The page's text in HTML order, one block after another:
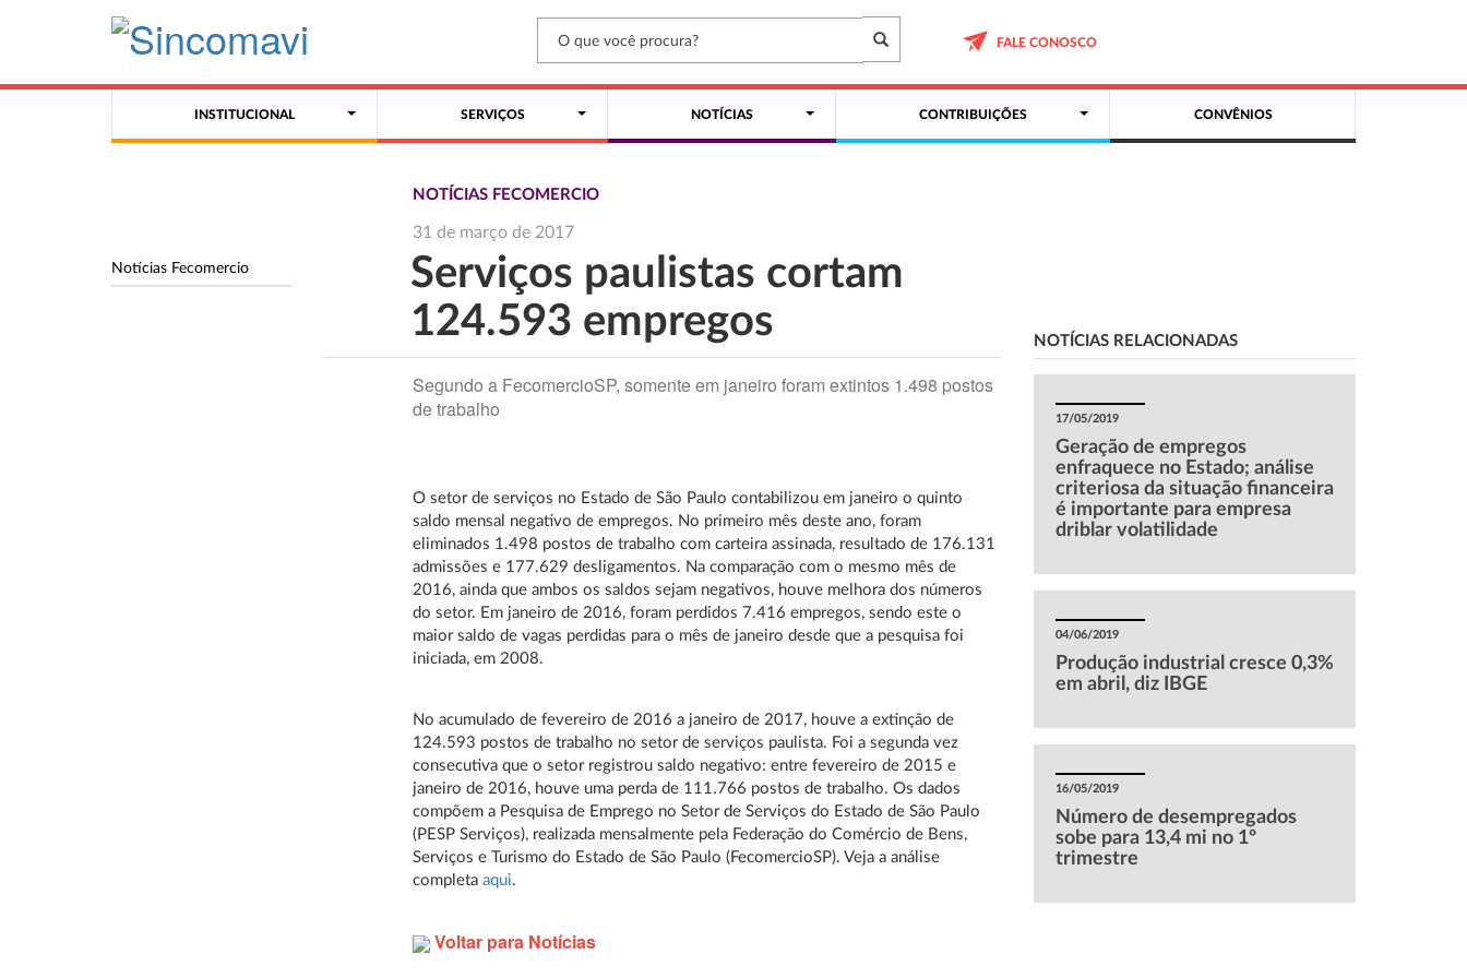
FALE CONOSCO
INSTITUCIONAL SERVIÇOS NOTÍCIAS CONTRIBUIÇÕES CONVÊNIOS
Notícias Fecomercio
NOTÍCIAS FECOMERCIO
31 de março de 2017
Serviços paulistas cortam
124.593 empregos
Segundo a FecomercioSP, somente em janeiro foram extintos 1.498 postos
de trabalho
O setor de serviços no Estado de São Paulo contabilizou em janeiro o quinto
saldo mensal negativo de empregos. No primeiro mês deste ano, foram
eliminados 1.498 postos de trabalho com carteira assinada, resultado de 176.131
admissões e 177.629 desligamentos. Na comparação com o mesmo mês de
2016, ainda que ambos os saldos sejam negativos, houve melhora dos números
do setor. Em janeiro de 2016, foram perdidos 7.416 empregos, sendo este o
maior saldo de vagas perdidas para o mês de janeiro desde que a pesquisa foi
iniciada, em 2008.
No acumulado de fevereiro de 2016 a janeiro de 2017, houve a extinção de
124.593 postos de trabalho no setor de serviços paulista. Foi a segunda vez
consecutiva que o setor registrou saldo negativo: entre fevereiro de 2015 e
janeiro de 2016, houve uma perda de 111.766 postos de trabalho. Os dados
compõem a Pesquisa de Emprego no Setor de Serviços do Estado de São Paulo
(PESP Serviços), realizada mensalmente pela Federação do Comércio de Bens,
Serviços e Turismo do Estado de São Paulo (FecomercioSP). Veja a análise
completaaqui.
Voltar para Notícias
NOTÍCIAS RELACIONADAS
17/05/2019
Geração de empregos
enfraquece no Estado; análise
criteriosa da situação financeira
é importante para empresa
driblar volatilidade
04/06/2019
Produção industrial cresce 0,3%
em abril, diz IBGE
16/05/2019
Número de desempregados
sobe para 13,4 mi no 1º
trimestre